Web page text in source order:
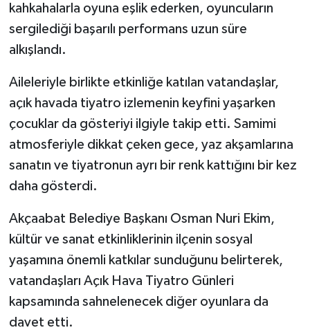
kahkahalarla oyuna eşlik ederken, oyuncuların
sergilediği başarılı performans uzun süre
alkışlandı.
Aileleriyle birlikte etkinliğe katılan vatandaşlar,
açık havada tiyatro izlemenin keyfini yaşarken
çocuklar da gösteriyi ilgiyle takip etti. Samimi
atmosferiyle dikkat çeken gece, yaz akşamlarına
sanatın ve tiyatronun ayrı bir renk kattığını bir kez
daha gösterdi.
Akçaabat Belediye Başkanı Osman Nuri Ekim,
kültür ve sanat etkinliklerinin ilçenin sosyal
yaşamına önemli katkılar sunduğunu belirterek,
vatandaşları Açık Hava Tiyatro Günleri
kapsamında sahnelenecek diğer oyunlara da
davet etti.